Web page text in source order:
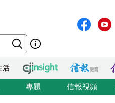
專題 信報視頻